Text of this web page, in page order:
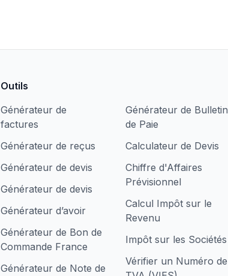
Outils
Générateur de
factures
Générateur de reçus
Générateur de devis
Générateur de devis
Générateur d’avoir
Générateur de Bon de
Commande France
Générateur de Note de
Générateur de Bulletin
de Paie
Calculateur de Devis
Chiffre d'Affaires
Prévisionnel
Calcul Impôt sur le
Revenu
Impôt sur les Sociétés
Vérifier un Numéro de